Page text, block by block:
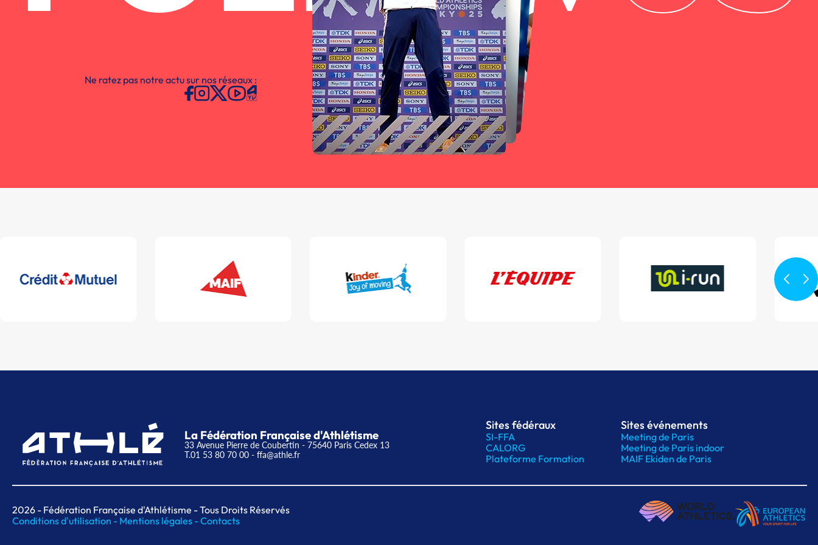
Ne ratez pas notre actu sur nos réseaux :
La Fédération Française d'Athlétisme
33 Avenue Pierre de Coubertin - 75640 Paris Cedex 13
T.01 53 80 70 00 - ffa@athle.fr
Sites fédéraux
SI-FFA
CALORG
Plateforme Formation
Sites événements
Meeting de Paris
Meeting de Paris indoor
MAIF Ekiden de Paris
2026 - Fédération Française d'Athlétisme - Tous Droits Réservés
Conditions d'utilisation - Mentions légales -Contacts